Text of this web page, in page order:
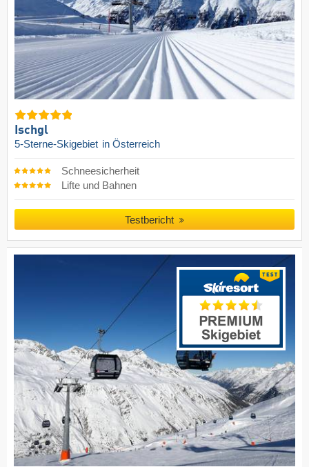
Ischgl
5-Sterne-Skigebiet in Österreich
Schneesicherheit
Lifte und Bahnen
Testbericht